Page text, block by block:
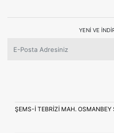
YENI VE
ŞEMS-İ TEBRİZİ MAH. OSMANBEY